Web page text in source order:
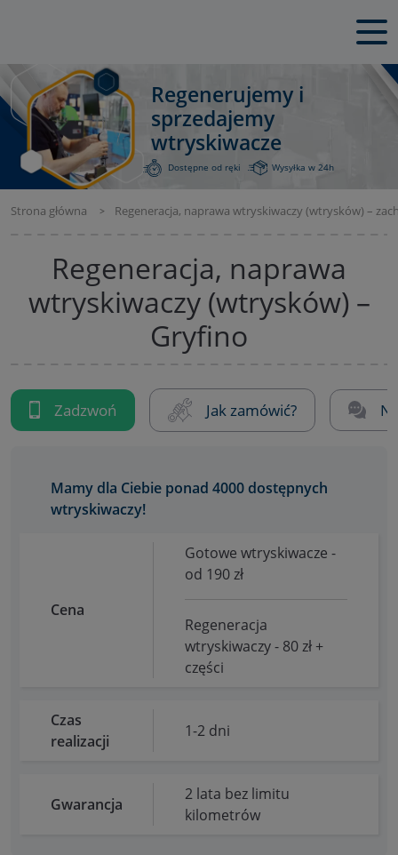
Regenerujemy i
sprzedajemy
wtryskiwacze
Dostępne od ręki Wysyłka w 24h
Strona główna Regeneracja, naprawa wtryskiwaczy (wtrysków) –
Regeneracja, naprawa
wtryskiwaczy (wtrysków) –
Gryfino
Zadzwoń Jak zamówić?
Mamy dla Ciebie ponad 4000 dostępnych
wtryskiwaczy!
Cena
Gotowe wtryskiwacze -
od 190 zł
Regeneracja
wtryskiwaczy - 80 zł +
części
Czas
realizacji
1-2 dni
Gwarancja
2 lata bez limitu
kilometrów